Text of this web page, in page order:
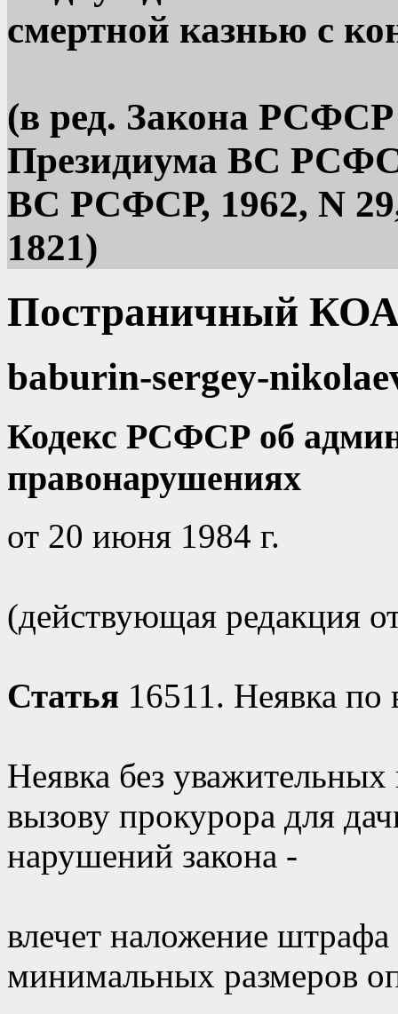
смертной казнью с
(в ред. Закона РСФСР
Президиума ВС
ВС РСФСР, 1962, N 29,
1821)
Постраничный
baburin-sergey-
Кодекс РСФСР об
правонарушениях
от 20 июня 1984 г.
(действующая редакция
Статья 16511. Неявка по
Неявка без
вызову прокурора для
нарушений закона -
влечет наложение штрафа
минимальных размеров